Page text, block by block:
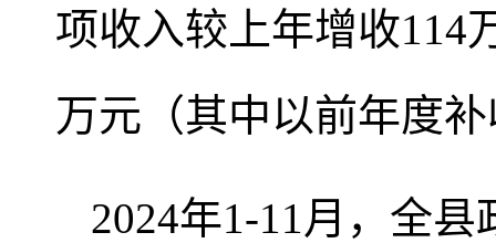
项收入较上年增收114
万元（其中以前年度
2024年1-11月，全